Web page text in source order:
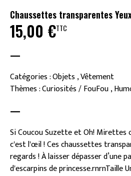
Chaussettes transparentes
15,00 €TTC
—
Catégories : Objets , Vêtement
Thèmes : Curiosités / FouFou ,
—
Si Coucou Suzette et Oh! Mirettes
c'est l'œil ! Ces chaussettes
regards ! À laisser dépasser d’une
d'escarpins de princesse.rnrnTaille